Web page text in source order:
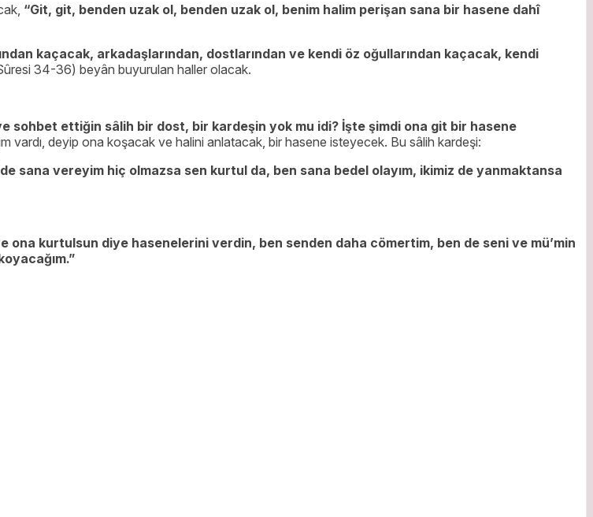
“Git, git, benden uzak ol, benden uzak ol, benim halim perişan sana bir hasene dahî
kaçacak, arkadaşlarından, dostlarından ve kendi öz oğullarından kaçacak, kendi
34-36) beyân buyurulan haller olacak.
sohbet ettiğin sâlih bir dost, bir kardeşin yok mu idi? İşte şimdi ona git bir hasene
vardı, deyip ona koşacak ve halini anlatacak, bir hasene isteyecek. Bu sâlih kardeşi:
sana vereyim hiç olmazsa sen kurtul da, ben sana bedel olayım, ikimiz de yanmaktansa
ona kurtulsun diye hasenelerini verdin, ben senden daha cömertim, ben de seni ve mü’min